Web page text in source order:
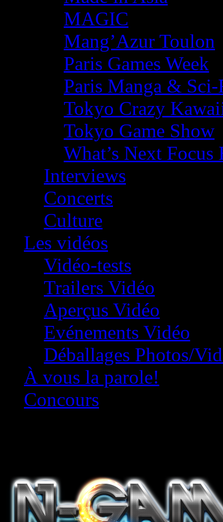
MAGIC
Mang’Azur Toulon
Paris Games Week
Paris Manga &
Tokyo Crazy
Tokyo Game Show
What’s Next
Interviews
Concerts
Culture
Les vidéos
Vidéo-tests
Trailers Vidéo
Aperçus Vidéo
Evénements Vidéo
Déballages Photos/
À vous la parole!
Concours